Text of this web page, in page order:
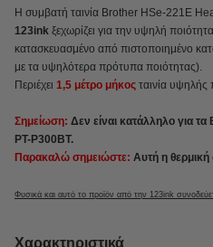
Η συμβατή ταινία Brother HSe-221E
123ink ξεχωρίζει για την υψηλή
κατασκευασμένο από πιστοποιημένο
με τα υψηλότερα πρότυπα ποιότητας).
Περιέχει 1,5 μέτρο μήκος ταινία υψηλής
Σημείωση: Δεν είναι κατάλληλο για
PT-P300BT.
Παρακαλώ σημειώστε: Αυτή η
Φυσικά και αυτό το προϊόν από την 123ink
Χαρακτηριστικά